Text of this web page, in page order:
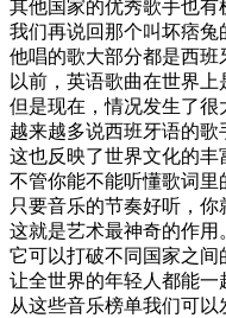
其他国家的优秀歌手也有
我们再说回那个叫坏痞兔
他唱的歌大部分都是西班
以前 ， 英语歌曲在世界上
但是现在 ，情况发生了很
越来越多说西班牙语的歌
这也反映了世界文化的丰
不管你能不能听懂歌词里
只要音乐的节奏好听 ， 你
这就是艺术最神奇的作用
它可以打破不同 国家之间
让全世界的年轻人都能一
从这些音乐榜单我们可以